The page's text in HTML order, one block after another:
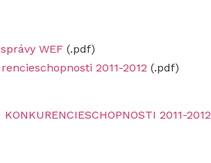
WEF(.pdf)
2011-2012 (.pdf)
2011-2012